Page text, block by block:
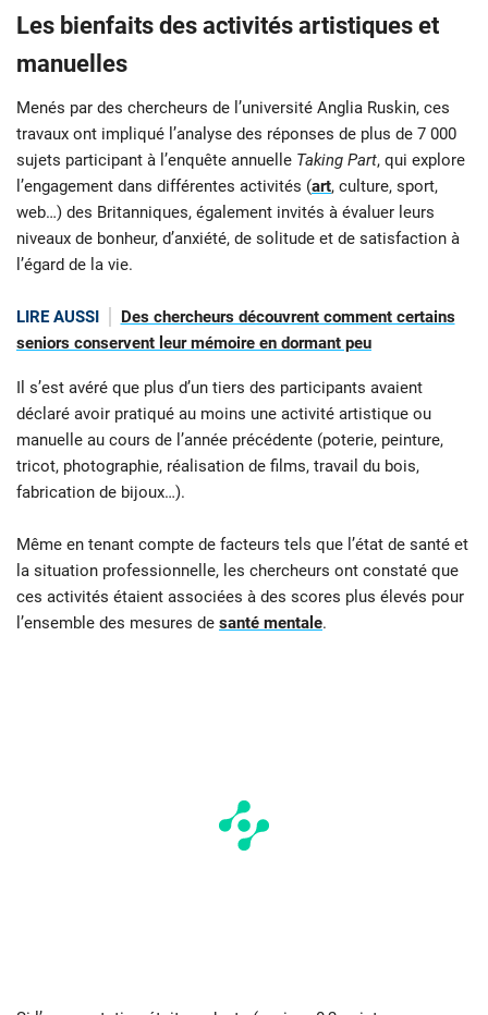
Les bienfaits des activités artistiques et
manuelles
Menés par des chercheurs de l’université Anglia Ruskin, ces
travaux ont impliqué l’analyse des réponses de plus de 7 000
sujets participant à l’enquête annuelle Taking Part, qui explore
l’engagement dans différentes activités (art, culture, sport,
web…) des Britanniques, également invités à évaluer leurs
niveaux de bonheur, d’anxiété, de solitude et de satisfaction à
l’égard de la vie.
LIRE AUSSI
Des chercheurs découvrent comment certains
seniors conservent leur mémoire en dormant peu
Il s’est avéré que plus d’un tiers des participants avaient
déclaré avoir pratiqué au moins une activité artistique ou
manuelle au cours de l’année précédente (poterie, peinture,
tricot, photographie, réalisation de films, travail du bois,
fabrication de bijoux…).
Même en tenant compte de facteurs tels que l’état de santé et
la situation professionnelle, les chercheurs ont constaté que
ces activités étaient associées à des scores plus élevés pour
l’ensemble des mesures de santé mentale.